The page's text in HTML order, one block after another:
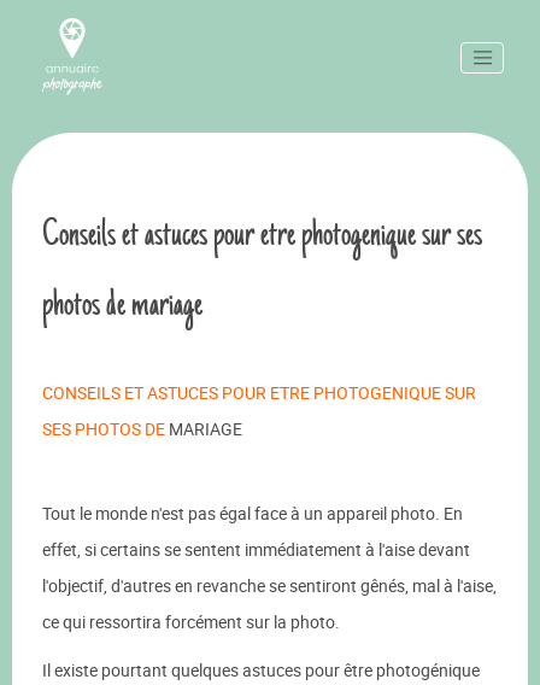
Conseils et astuces pour etre photogenique sur ses
photos de mariage
CONSEILS ET ASTUCES POUR ETRE PHOTOGENIQUE SUR
SES PHOTOS DE MARIAGE
Tout le monde n'est pas égal face à un appareil photo. En
effet, si certains se sentent immédiatement à l'aise devant
l'objectif, d'autres en revanche se sentiront gênés, mal à l'aise,
ce qui ressortira forcément sur la photo.
Il existe pourtant quelques astuces pour être photogénique